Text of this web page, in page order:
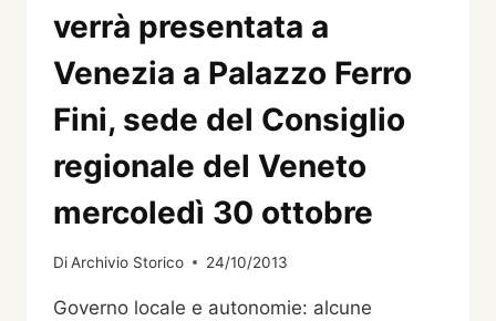
verrà presentata a
Venezia a Palazzo Ferro
Fini, sede del Consiglio
regionale del Veneto
mercoledì 30 ottobre
DiArchivio Storico 24/10/2013
Governo locale e autonomie: alcune